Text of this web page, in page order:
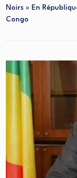
Noirs » En
Congo